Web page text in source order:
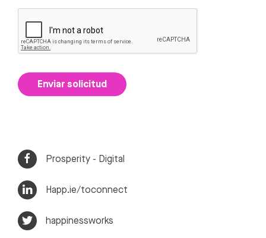
Enviar solicitud
Prosperity - Digital
Happ.ie/toconnect
happinessworks